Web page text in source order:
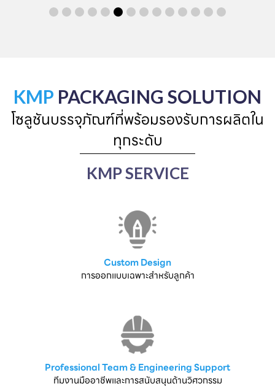
KMP PACKAGING SOLUTION
โซลูชันบรรจุภัณฑ์ที่พร้อมรองรับการผลิตใน
ทุกระดับ
KMP SERVICE
Custom Design
การออกแบบเฉพาะสำหรับลูกค้า
Professional Team & Engineering Support
ทีมงานมืออาชีพและการสนับสนุนด้านวิศวกรรม